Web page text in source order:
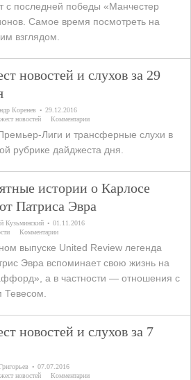
с последней победы «Манчестер
Самое время посмотреть на
взглядом.
новостей и слухов за 29
Коренев
29.12.2016
новостей Комментарии
Лиги и трансферные слухи в
рубрике дайджеста дня.
истории о Карлосе
Патриса Эвра
Кузьминский
01.11.2016
Комментарии
выпуске United Review легенда
Эвра вспоминает свою жизнь на
а в частности — отношения с
Тевесом.
новостей и слухов за 7
07.07.2016
новостей Комментарии